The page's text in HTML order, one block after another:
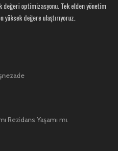
değeri optimizasyonu. Tek elden yönetim
yüksek değere ulaştırıyoruz.
Rezidans Yaşamı mı.